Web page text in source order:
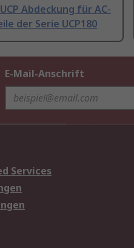
Abdeckung für AC-
der Serie UCP180
E-Mail-Anschrift
Services